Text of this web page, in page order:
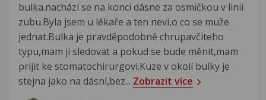
bulka.nachází se na konci dásne za osmičkou v linii
zubu.Byla jsem u lékaře a ten nevi,o co se muže
jednat.Bulka je pravděpodobně chrupavčiteho
typu,mam ji sledovat a pokud se bude měnit,mam
prijit ke stomatochirurgovi.Kuze v okolí bulky je
stejna jako na dásní,bez... Zobrazit více